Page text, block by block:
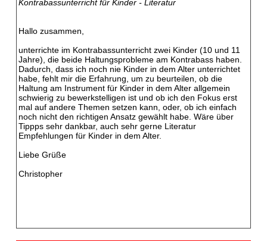
Kontrabassunterricht für Kinder - Literatur
Hallo zusammen,
unterrichte im Kontrabassunterricht zwei Kinder (10 und 11
Jahre), die beide Haltungsprobleme am Kontrabass haben.
Dadurch, dass ich noch nie Kinder in dem Alter unterrichtet
habe, fehlt mir die Erfahrung, um zu beurteilen, ob die
Haltung am Instrument für Kinder in dem Alter allgemein
schwierig zu bewerkstelligen ist und ob ich den Fokus erst
mal auf andere Themen setzen kann, oder, ob ich einfach
noch nicht den richtigen Ansatz gewählt habe. Wäre über
Tippps sehr dankbar, auch sehr gerne Literatur
Empfehlungen für Kinder in dem Alter.
Liebe Grüße
Christopher